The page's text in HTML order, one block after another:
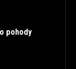
pohody